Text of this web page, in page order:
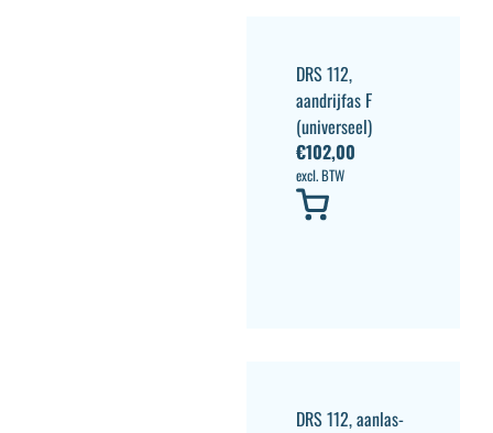
DRS 112,
aandrijfas F
(universeel)
€102,00
excl. BTW
DRS 112, aanlas-